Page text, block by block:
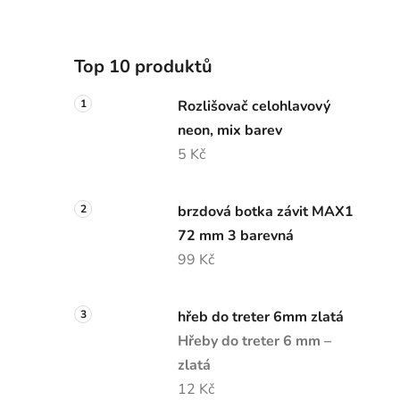
Top 10 produktů
Rozlišovač celohlavový
neon, mix barev
5 Kč
brzdová botka závit MAX1
72 mm 3 barevná
99 Kč
hřeb do treter 6mm zlatá
Hřeby do treter 6 mm –
zlatá
12 Kč